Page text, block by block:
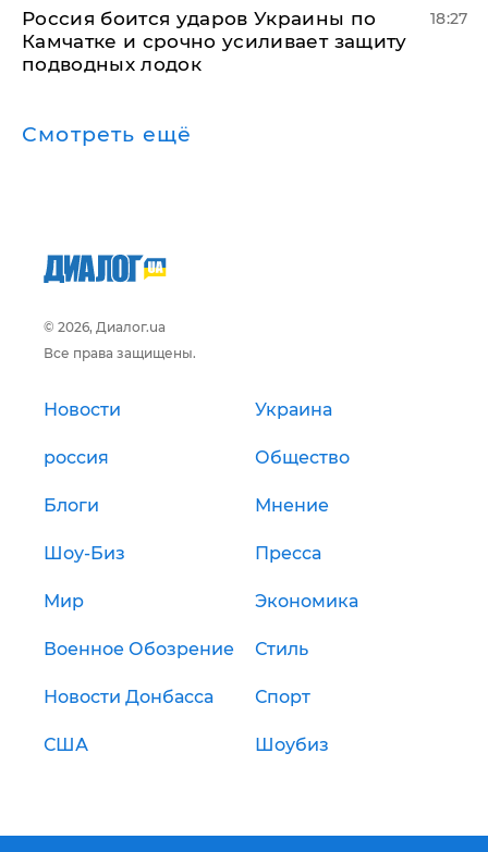
Россия боится ударов Украины по
Камчатке и срочно усиливает защиту
подводных лодок
18:27
Смотреть ещё
© 2026, Диалог.ua
Все права защищены.
Новости Украина
россия Общество
Блоги Мнение
Шоу-Биз Пресса
Мир Экономика
Военное Обозрение Стиль
Новости Донбасса Спорт
США Шоубиз